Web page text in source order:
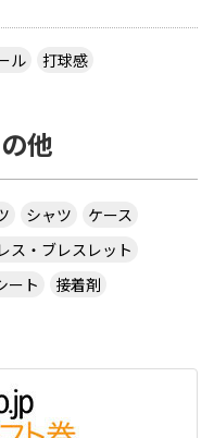
ル 打球感
他
シャツ
ケース
ス・ブレスレット
ート
接着剤